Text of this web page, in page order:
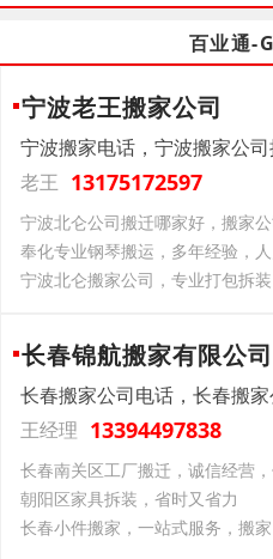
百业通-
宁波老王搬家公司
宁波搬家电话，宁波搬家公
老王 13175172597
宁波北仑公司搬迁哪家好，搬家
奉化专业钢琴搬运，多年经验，
宁波北仑搬家公司，专业打包拆
长春锦航搬家有限公司
长春搬家公司电话，长春搬
王经理 13394497838
长春南关区工厂搬迁，诚信经营
朝阳区家具拆装，省时又省力
长春小件搬家，一站式服务，搬